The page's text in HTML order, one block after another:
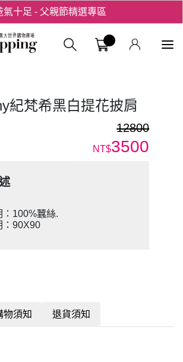
氣十足 - 父親節精選專區
心愛你！七夕星選禮遇！義大購物
紀梵希黑白提花披肩
12800
NT$3500
：100%蠶絲.
：90X90
物須知 退貨須知